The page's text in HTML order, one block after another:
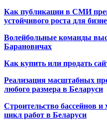
Как публикации в СМИ
устойчивого роста для
Волейбольные команды
Барановичах
Как купить или продать
Реализация масштабных
любого размера в Беларуси
Строительство бассейнов
цикл работ в Беларуси